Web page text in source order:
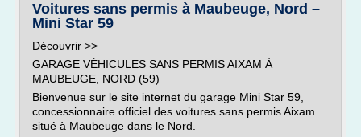
Voitures sans permis à Maubeuge, Nord –
Mini Star 59
Découvrir >>
GARAGE VÉHICULES SANS PERMIS AIXAM À
MAUBEUGE, NORD (59)
Bienvenue sur le site internet du garage Mini Star 59,
concessionnaire officiel des voitures sans permis Aixam
situé à Maubeuge dans le Nord.